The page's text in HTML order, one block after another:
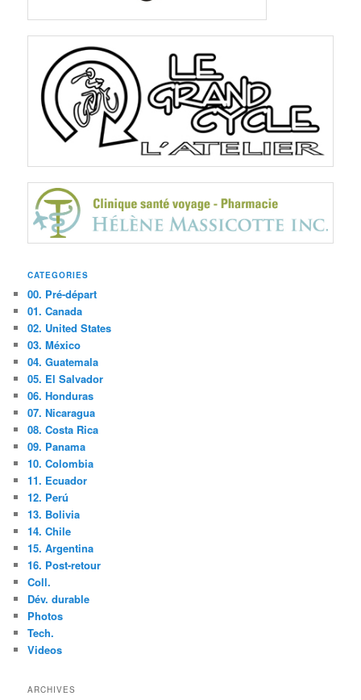
CATEGORIES
00. Pré-départ
01. Canada
02. United States
03. México
04. Guatemala
05. El Salvador
06. Honduras
07. Nicaragua
08. Costa Rica
09. Panama
10. Colombia
11. Ecuador
12. Perú
13. Bolivia
14. Chile
15. Argentina
16. Post-retour
Coll.
Dév. durable
Photos
Tech.
Videos
ARCHIVES